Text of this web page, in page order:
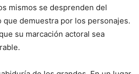
mismos se desprenden del
demuestra por los personajes.
su marcación actoral sea